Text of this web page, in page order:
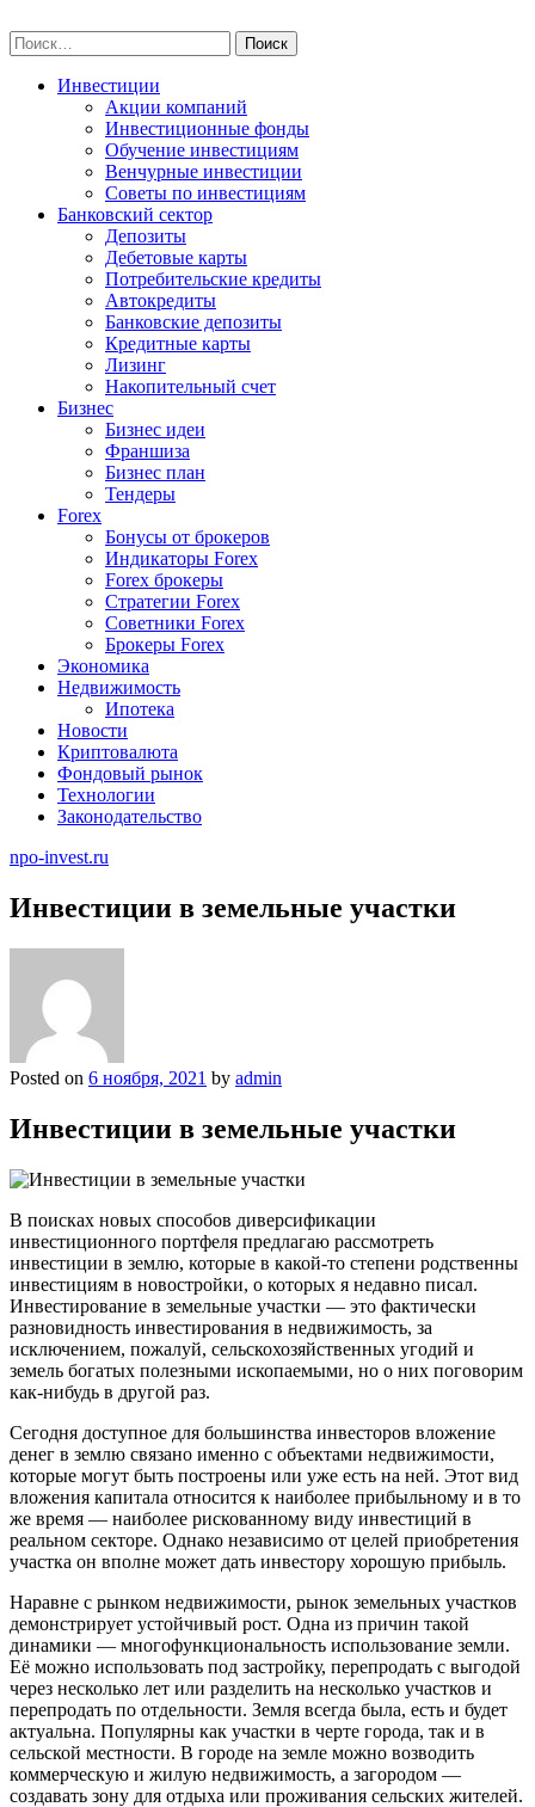
to
content
Найти:
Инвестиции
Акции компаний
Инвестиционные фонды
Обучение инвестициям
Венчурные инвестиции
Советы по инвестициям
Банковский сектор
Депозиты
Дебетовые карты
Потребительские кредиты
Автокредиты
Банковские депозиты
Кредитные карты
Лизинг
Накопительный счет
Бизнес
Бизнес идеи
Франшиза
Бизнес план
Тендеры
Forex
Бонусы от брокеров
Индикаторы Forex
Forex брокеры
Стратегии Forex
Советники Forex
Брокеры Forex
Экономика
Недвижимость
Ипотека
Новости
Криптовалюта
Фондовый рынок
Технологии
Законодательство
npo-invest.ru
Инвестиции в земельные участки
Posted on 6 ноября, 2021 by admin
Инвестиции в земельные участки
В поисках новых способов диверсификации
инвестиционного портфеля предлагаю рассмотреть
инвестиции в землю, которые в какой-то степени родственны
инвестициям в новостройки, о которых я недавно писал.
Инвестирование в земельные участки — это фактически
разновидность инвестирования в недвижимость, за
исключением, пожалуй, сельскохозяйственных угодий и
земель богатых полезными ископаемыми, но о них поговорим
как-нибудь в другой раз.
Сегодня доступное для большинства инвесторов вложение
денег в землю связано именно с объектами недвижимости,
которые могут быть построены или уже есть на ней. Этот вид
вложения капитала относится к наиболее прибыльному и в то
же время — наиболее рискованному виду инвестиций в
реальном секторе. Однако независимо от целей приобретения
участка он вполне может дать инвестору хорошую прибыль.
Наравне с рынком недвижимости, рынок земельных участков
демонстрирует устойчивый рост. Одна из причин такой
динамики — многофункциональность использование земли.
Её можно использовать под застройку, перепродать с выгодой
через несколько лет или разделить на несколько участков и
перепродать по отдельности. Земля всегда была, есть и будет
актуальна. Популярны как участки в черте города, так и в
сельской местности. В городе на земле можно возводить
коммерческую и жилую недвижимость, а загородом —
создавать зону для отдыха или проживания сельских жителей.